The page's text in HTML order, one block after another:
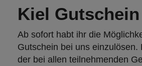
Kiel Gutschein
Ab sofort habt ihr die
Gutschein bei uns einzulösen.
der bei allen teilnehmenden